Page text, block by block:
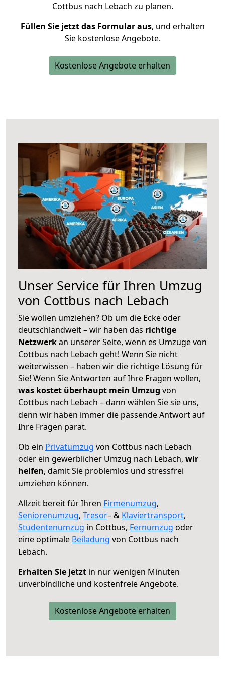
Cottbus nach Lebach zu planen.
Füllen Sie jetzt das Formular aus, und erhalten
Sie kostenlose Angebote.
Kostenlose Angebote erhalten
Unser Service für Ihren Umzug
von Cottbus nach Lebach
Sie wollen umziehen? Ob um die Ecke oder
deutschlandweit – wir haben das richtige
Netzwerkan unserer Seite, wenn es Umzüge von
Cottbus nach Lebach geht! Wenn Sie nicht
weiterwissen – haben wir die richtige Lösung für
Sie! Wenn Sie Antworten auf Ihre Fragen wollen,
was kostet überhaupt mein Umzug von
Cottbus nach Lebach – dann wählen Sie sie uns,
denn wir haben immer die passende Antwort auf
Ihre Fragen parat.
Ob ein Privatumzug von Cottbus nach Lebach
oder ein gewerblicher Umzug nach Lebach, wir
helfen, damit Sie problemlos und stressfrei
umziehen können.
Allzeit bereit für Ihren Firmenumzug,
Seniorenumzug, Tresor– & Klaviertransport,
Studentenumzug in Cottbus, Fernumzug oder
eine optimale Beiladung von Cottbus nach
Lebach.
Erhalten Sie jetzt in nur wenigen Minuten
unverbindliche und kostenfreie Angebote.
Kostenlose Angebote erhalten